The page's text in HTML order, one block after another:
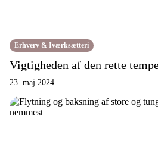
Erhverv & Iværksætteri
Vigtigheden af den rette
23. maj 2024